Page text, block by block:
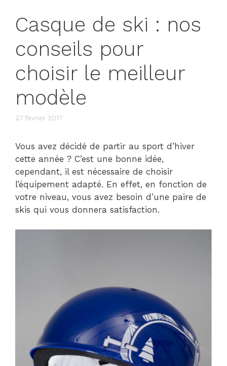
Casque de ski : nos
conseils pour
choisir le meilleur
modèle
27 février 2017
Vous avez décidé de partir au sport d’hiver
cette année ? C’est une bonne idée,
cependant, il est nécessaire de choisir
l’équipement adapté. En effet, en fonction de
votre niveau, vous avez besoin d’une paire de
skis qui vous donnera satisfaction.